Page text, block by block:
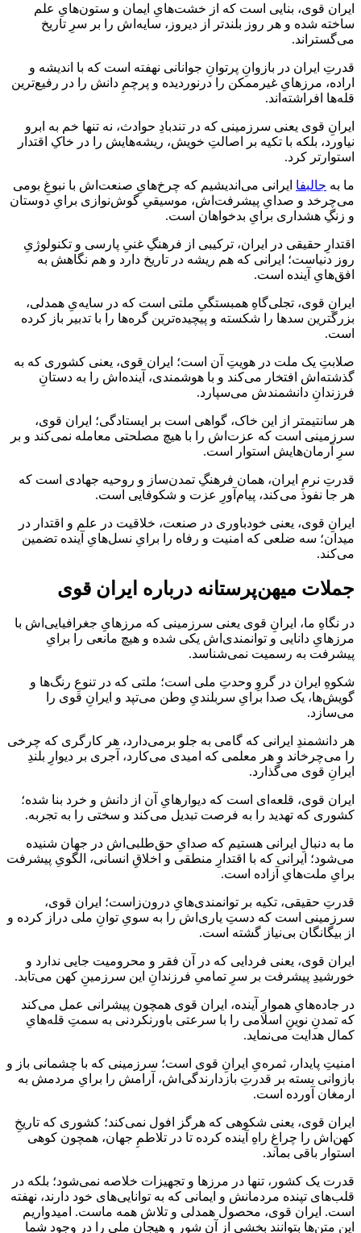
ایران قوی، بنایی است که از خشت‌هایِ ایمان و ستون‌هایِ علم
ساخته شده و هر روز بلندتر از دیروز، سایه‌اش را بر سرِ تاریخ
می‌گستراند.
قدرتِ ایران در بازوانِ پرتوانِ جوانانی نهفته است که با اندیشه و
اراده، مرزهایِ غیرممکن را درنوردیده و پرچمِ دانش را در رفیع‌ترین
قله‌ها افراشته‌اند.
ایرانِ قوی یعنی سرزمینی که در تندبادِ حوادث، نه تنها خم به ابرو
نیاورد، بلکه با تکیه بر اصالتِ خویش، ریشه‌هایش را در خاکِ اقتدار
استوارتر کرد.
ما به جالبفا ایرانی می‌اندیشیم که چرخ‌هایِ صنعت‌اش با نبوغِ بومی
می‌چرخد و صدایِ پیشرفت‌اش، موسیقیِ گوش‌نوازی برایِ دوستان
و زنگِ هشداری برایِ بدخواهان است.
اقتدارِ حقیقی در ایران، ترکیبی از فرهنگِ غنیِ پارسی و تکنولوژیِ
روز دنیاست؛ ایرانی که هم ریشه در تاریخ دارد و هم نگاهش به
افق‌هایِ آینده است.
ایرانِ قوی، تجلی‌گاهِ همبستگیِ ملتی است که در سایه‌یِ همدلی،
بزرگترین سدها را شکسته و پیچیده‌ترین گره‌ها را با تدبیر باز کرده
است.
صلابتِ یک ملت در هویتِ آن است؛ ایران قوی، یعنی کشوری که به
گذشته‌اش افتخار می‌کند و با هوشمندی، آینده‌اش را به دستانِ
فرزندانِ دانشمندش می‌سپارد.
هر سانتیمتر از این خاک، گواهی است بر ایستادگی؛ ایران قوی،
سرزمینی است که عزت‌اش را با هیچ مصلحتی معامله نمی‌کند و بر
سرِ آرمان‌هایش استوار است.
قدرتِ نرمِ ایران، همان فرهنگِ تمدن‌ساز و روحیه جهادی است که
هر جا نفوذ می‌کند، پیام‌آورِ عزت و شکوفایی است.
ایرانِ قوی، یعنی خودباوری در صنعت، خلاقیت در علم و اقتدار در
میدان؛ سه ضلعی که امنیت و رفاه را برایِ نسل‌هایِ آینده تضمین
می‌کند.
جملات میهن‌پرستانه درباره ایران قوی
در نگاهِ ما، ایرانِ قوی یعنی سرزمینی که مرزهایِ جغرافیایی‌اش با
مرزهایِ دانایی و توانمندی‌اش یکی شده و هیچ مانعی را برایِ
پیشرفت به رسمیت نمی‌شناسد.
شکوهِ ایران در گروِ وحدتِ ملی است؛ ملتی که در تنوعِ رنگ‌ها و
گویش‌ها، یک صدا برایِ سربلندیِ وطن می‌تپد و ایرانِ قوی را
می‌سازد.
هر دانشمندِ ایرانی که گامی به جلو برمی‌دارد، هر کارگری که چرخی
را می‌چرخاند و هر معلمی که امیدی می‌کارد، آجری بر دیوارِ بلندِ
ایرانِ قوی می‌گذارد.
ایران قوی، قلعه‌ای است که دیوارهایِ آن از دانش و خرد بنا شده؛
کشوری که تهدید را به فرصت تبدیل می‌کند و سختی را به تجربه.
ما به دنبالِ ایرانی هستیم که صدایِ حق‌طلبی‌اش در جهان شنیده
می‌شود؛ ایرانی که با اقتدارِ منطقی و اخلاقِ انسانی، الگویِ پیشرفت
برایِ ملت‌هایِ آزاده است.
قدرتِ حقیقی، تکیه بر توانمندی‌هایِ درون‌زاست؛ ایران قوی،
سرزمینی است که دستِ یاری‌اش را به سویِ توانِ ملی دراز کرده و
از بیگانگان بی‌نیاز گشته است.
ایران قوی، یعنی فردایی که در آن فقر و محرومیت جایی ندارد و
خورشیدِ پیشرفت بر سرِ تمامیِ فرزندانِ این سرزمینِ کهن می‌تابد.
در جاده‌هایِ هموارِ آینده، ایران قوی همچون پیشرانی عمل می‌کند
که تمدنِ نوینِ اسلامی را با سرعتی باورنکردنی به سمتِ قله‌هایِ
کمال هدایت می‌نماید.
امنیتِ پایدار، ثمره‌یِ ایرانِ قوی است؛ سرزمینی که با چشمانی باز و
بازوانی بسته بر قدرتِ بازدارندگی‌اش، آرامش را برایِ مردمش به
ارمغان آورده است.
ایران قوی، یعنی شکوهی که هرگز افول نمی‌کند؛ کشوری که تاریخِ
کهن‌اش را چراغِ راهِ آینده کرده تا در تلاطمِ جهان، همچون کوهی
استوار باقی بماند.
قدرت یک کشور، تنها در مرزها و تجهیزات خلاصه نمی‌شود؛ بلکه در
قلب‌های تپنده مردمانش و ایمانی که به توانایی‌های خود دارند، نهفته
است. ایران قوی، محصول همدلی و تلاش همه ماست. امیدواریم
این متن‌ها بتوانند بخشی از آن شور و هیجان ملی را در وجود شما